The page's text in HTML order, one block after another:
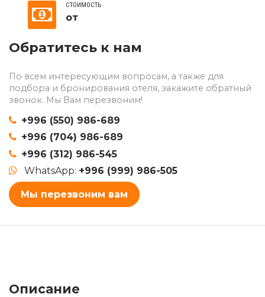
СТОИМОСТЬ
от
Обратитесь к нам
По всем интересующим вопросам, а также для
подбора и бронирования отеля, закажите обратный
звонок. Мы Вам перезвоним!
+996 (550) 986-689
+996 (704) 986-689
+996 (312) 986-545
WhatsApp: +996 (999) 986-505
Мы перезвоним вам
Описание